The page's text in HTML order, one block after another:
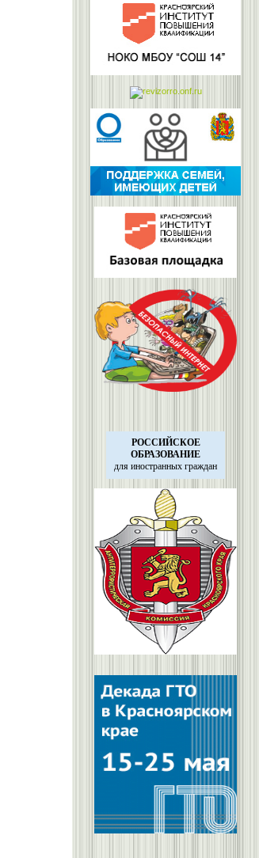
РОССИЙСКОЕ
ОБРАЗОВАНИЕ
для иностранных граждан